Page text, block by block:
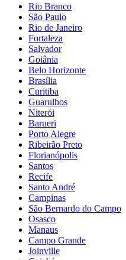
Rio Branco
São Paulo
Rio de Janeiro
Fortaleza
Salvador
Goiânia
Belo Horizonte
Brasília
Curitiba
Guarulhos
Niterói
Barueri
Porto Alegre
Ribeirão Preto
Florianópolis
Santos
Recife
Santo André
Campinas
São Bernardo do Campo
Osasco
Manaus
Campo Grande
Joinville